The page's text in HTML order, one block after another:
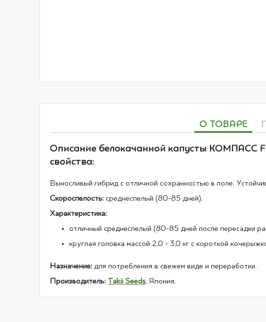
О ТОВАРЕ
Описание белокачанной капусты КОМПАСС
свойства:
Выносливый гибрид с отличной сохранностью в поле.
Скороспелость: среднеспелый (80-85 дней).
Характеристика:
отличный среднеспелый (80-85 дней после пересадки
круглая головка массой 2,0 - 3,0 кг с короткой
Назначение: для потребления в свежем виде и переработки.
Производитель:
Takii Seeds, Япония.